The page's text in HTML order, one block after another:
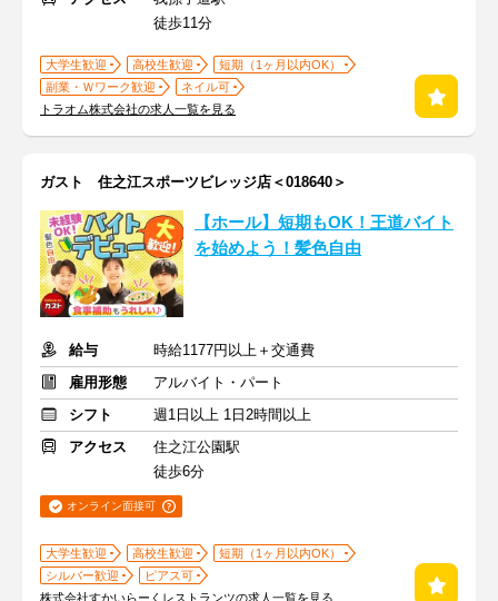
徒歩11分
大学生歓迎 高校生歓迎
短期（1ヶ月以内OK）
副業・Ｗワーク歓迎
ネイル可
トラオム株式会社の求人一覧を見る
ガスト 住之江スポーツビレッジ店＜018640＞
【ホール】短期もOK！王道バイト
を始めよう！髪色自由
給与
時給1177円以上＋交通費
雇用形態
アルバイト・パート
シフト
週1日以上 1日2時間以上
アクセス
住之江公園駅
徒歩6分
オンライン面接可
大学生歓迎 高校生歓迎
短期（1ヶ月以内OK）
シルバー歓迎
ピアス可
株式会社すかいらーくレストランツの求人一覧を見る